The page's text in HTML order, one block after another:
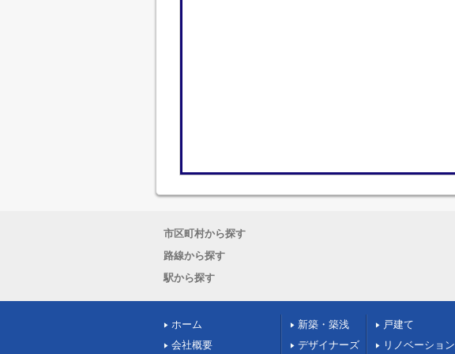
市区町村から探す
路線から探す
駅から探す
ホーム
会社概要
新築・築浅
デザイナーズ
戸建て
リノベーション